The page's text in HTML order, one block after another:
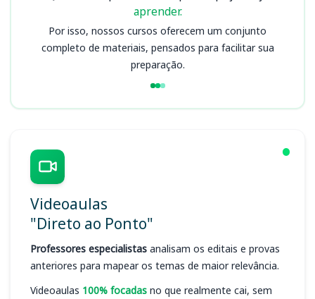
aprender.
Por isso, nossos cursos oferecem um conjunto
completo de materiais, pensados para facilitar sua
preparação.
Videoaulas
"Direto ao Ponto"
Professores especialistas analisam os editais e provas
anteriores para mapear os temas de maior relevância.
Videoaulas 100% focadas no que realmente cai, sem